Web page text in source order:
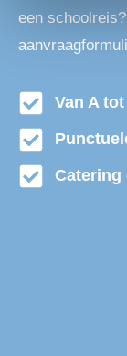
een
Van A
Catering